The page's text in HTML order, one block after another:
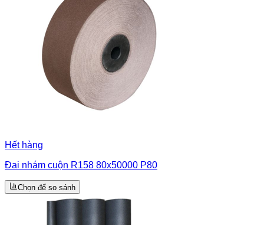
Hết hàng
Đai nhám cuộn R158 80x50000 P80
Chọn để so sánh